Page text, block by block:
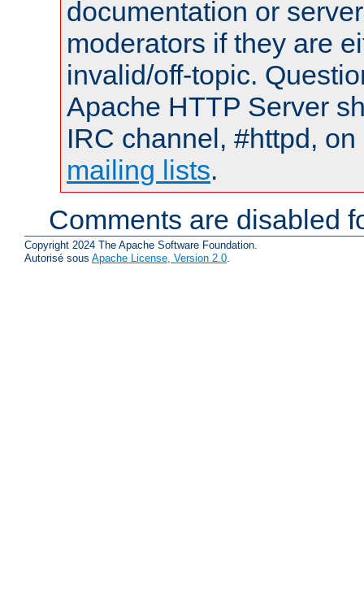
documentation or
moderators if they are
invalid/off-topic.
Apache HTTP Server
IRC channel, #httpd,
mailing lists.
Comments are disabled
Copyright 2024 The Apache Software Foundation.
Autorisé sous Apache License, Version 2.0